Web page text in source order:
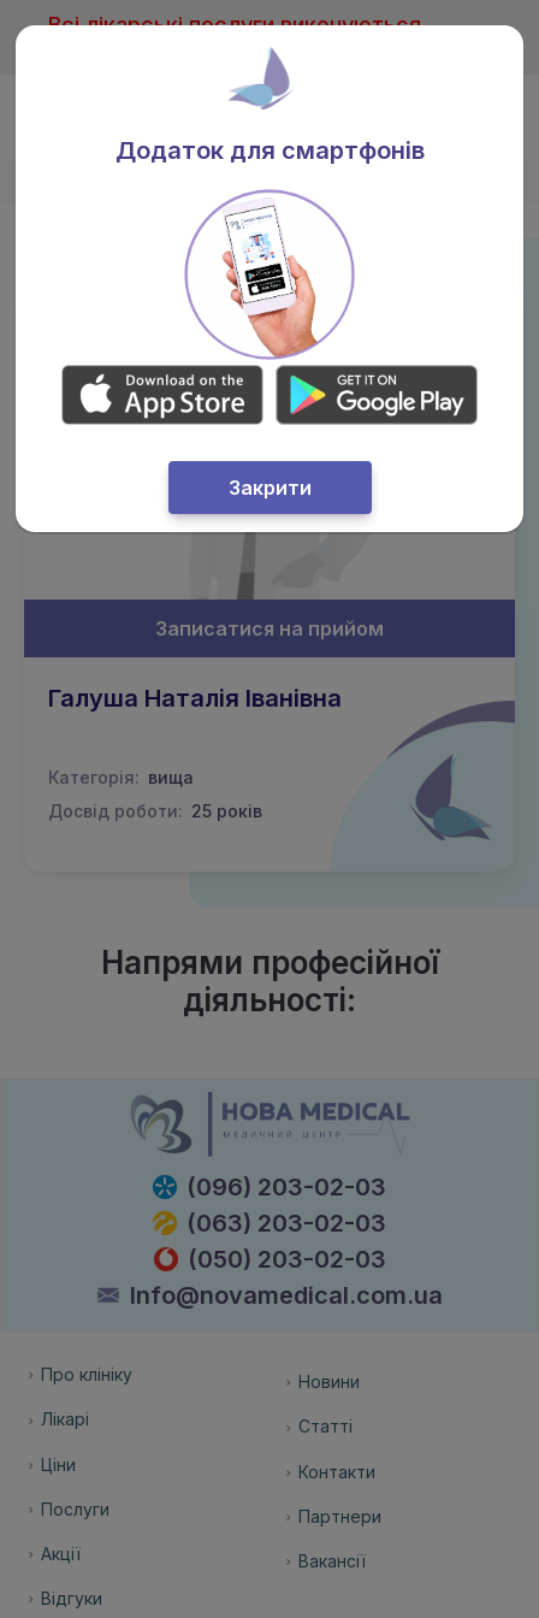
Всі лікарські послуги виконуються
тільки після консультації лікаря
Записатися на прийом
Галуша Наталія Іванівна
Категорія: вища
Досвід роботи: 25 років
Напрями професійної
діяльності:
(096) 203-02-03
(063) 203-02-03
(050) 203-02-03
Info@novamedical.com.ua
Про клініку
Лікарі
Ціни
Послуги
Акції
Відгуки
Новини
Статті
Контакти
Партнери
Вакансії
Додаток для смартфонів
Закрити